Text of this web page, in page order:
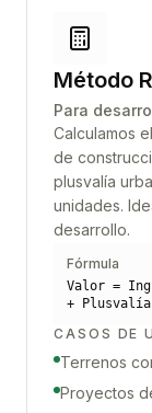
Método
Para
Calculamos
de
plusvalía
unidades.
desarrollo.
Fórmula
Valor =
+
CASOS DE
Terrenos
Proyectos